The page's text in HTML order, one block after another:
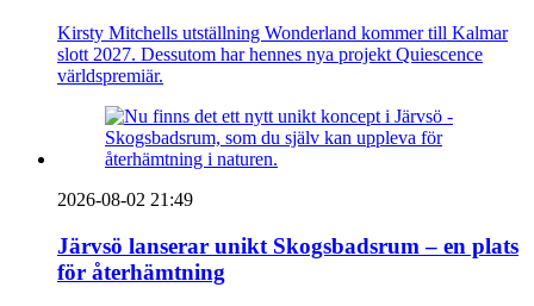
Kirsty Mitchells utställning Wonderland kommer till Kalmar
slott 2027. Dessutom har hennes nya projekt Quiescence
världspremiär.
2026-08-02 21:49
Järvsö lanserar unikt Skogsbadsrum – en plats
för återhämtning